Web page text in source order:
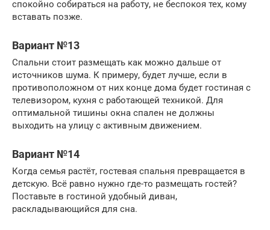
спокойно собираться на работу, не беспокоя тех, кому
вставать позже.
Вариант №13
Спальни стоит размещать как можно дальше от
источников шума. К примеру, будет лучше, если в
противоположном от них конце дома будет гостиная с
телевизором, кухня с работающей техникой. Для
оптимальной тишины окна спален не должны
выходить на улицу с активным движением.
Вариант №14
Когда семья растёт, гостевая спальня превращается в
детскую. Всё равно нужно где-то размещать гостей?
Поставьте в гостиной удобный диван,
раскладывающийся для сна.